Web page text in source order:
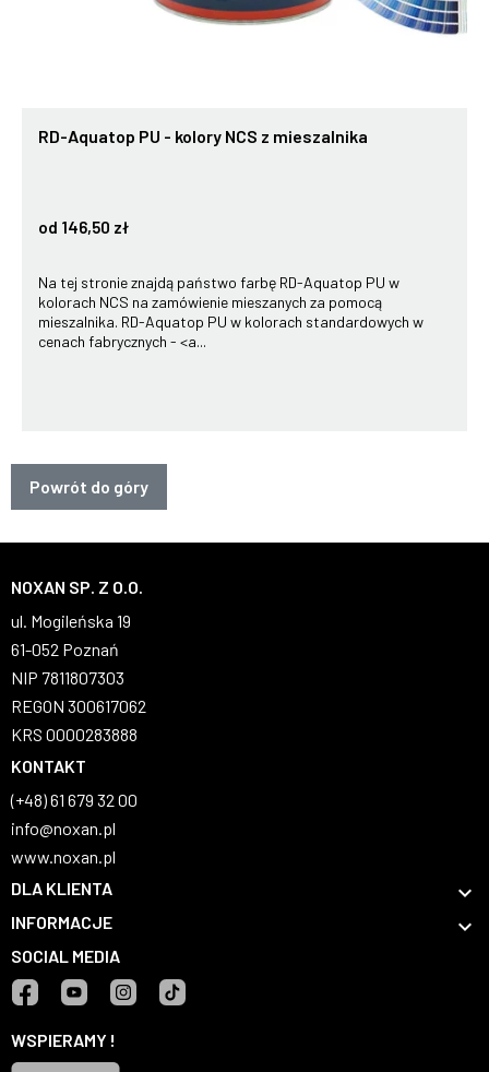
RD-Aquatop PU - kolory NCS z mieszalnika
od 146,50 zł
Na tej stronie znajdą państwo farbę RD-Aquatop PU w
kolorach NCS na zamówienie mieszanych za pomocą
mieszalnika. RD-Aquatop PU w kolorach standardowych w
cenach fabrycznych - <a...
Powrót do góry
NOXAN SP. Z O.O.
ul. Mogileńska 19
61-052 Poznań
NIP 7811807303
REGON 300617062
KRS 0000283888
KONTAKT
(+48) 61 679 32 00
info@noxan.pl
www.noxan.pl
DLA KLIENTA

INFORMACJE 
SOCIAL MEDIA
WSPIERAMY !